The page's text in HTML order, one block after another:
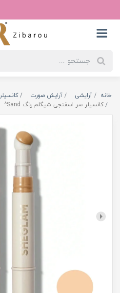
خانه آرایشی آرایش صورت
کانسیلر
کانسیلر سر اسفنجی شیگلم رنگ Sand^